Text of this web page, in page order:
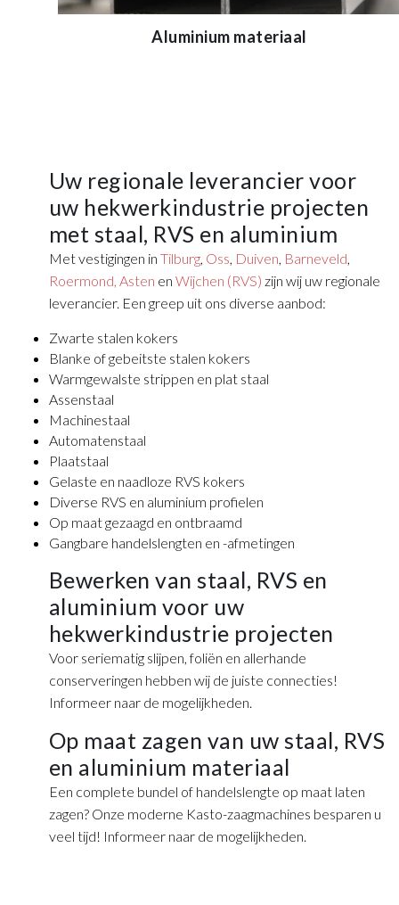
Aluminium materiaal
Uw regionale leverancier voor
uw hekwerkindustrie projecten
met staal, RVS en aluminium
Met vestigingen in Tilburg, Oss, Duiven, Barneveld,
Roermond, Asten en Wijchen (RVS) zijn wij uw regionale
leverancier. Een greep uit ons diverse aanbod:
Zwarte stalen kokers
Blanke of gebeitste stalen kokers
Warmgewalste strippen en plat staal
Assenstaal
Machinestaal
Automatenstaal
Plaatstaal
Gelaste en naadloze RVS kokers
Diverse RVS en aluminium profielen
Op maat gezaagd en ontbraamd
Gangbare handelslengten en -afmetingen
Bewerken van staal, RVS en
aluminium voor uw
hekwerkindustrie projecten
Voor seriematig slijpen, foliën en allerhande
conserveringen hebben wij de juiste connecties!
Informeer naar de mogelijkheden.
Op maat zagen van uw staal, RVS
en aluminium materiaal
Een complete bundel of handelslengte op maat laten
zagen? Onze moderne Kasto-zaagmachines besparen u
veel tijd! Informeer naar de mogelijkheden.